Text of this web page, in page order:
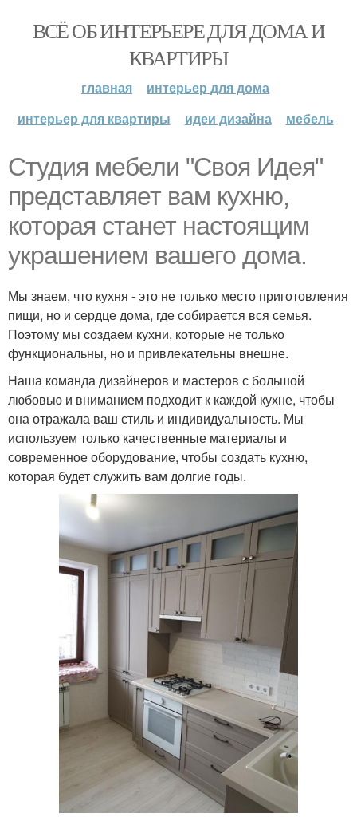
ВСЁ ОБ ИНТЕРЬЕРЕ ДЛЯ ДОМА И
КВАРТИРЫ
главная
интерьер для дома
интерьер для квартиры
идеи дизайна мебель
Студия мебели "Своя Идея"
представляет вам кухню,
которая станет настоящим
украшением вашего дома.
Мы знаем, что кухня - это не только место приготовления
пищи, но и сердце дома, где собирается вся семья.
Поэтому мы создаем кухни, которые не только
функциональны, но и привлекательны внешне.
Наша команда дизайнеров и мастеров с большой
любовью и вниманием подходит к каждой кухне, чтобы
она отражала ваш стиль и индивидуальность. Мы
используем только качественные материалы и
современное оборудование, чтобы создать кухню,
которая будет служить вам долгие годы.